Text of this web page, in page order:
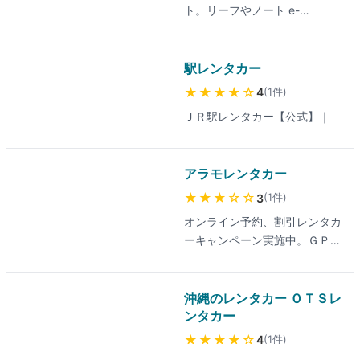
む9県でレンタカー店舗が撤退
リアに店舗があるかどうかは事
前に公式サイトでのご確認をお
し、店舗で使用する電力は実質
です。
アプリ経由でさらに割引が受け
さい。対応エリアは全国47都道
府県をカバーしますが、フラン
車両品質・営業時間・接客対応
すすめします。
ト。リーフやノート e-
バスまで幅広い車種をお手頃な
料金でご用意！北海道や大阪、
沖縄など全国各地の店舗情報や
ャンペーンの情報などもご紹介
で幅広い店舗網を展開。日産な
らではの電気自動車(EV)ライン
ナップの充実が特徴で、免責補
償やETC車載器などのオプショ
ンも用意されています。最新の
駅レンタカー
★★★★ ☆4(1件)
ＪＲ駅レンタカー【公式】｜
アラモレンタカー
★★★ ☆☆ 3(1件)
オンライン予約、割引レンタカ
ーキャンペーン実施中。ＧＰＳ
セレクト。 ハワイ、アメリカ
など海外レンタカーはアラモレ
ンタカーにおまかせ
沖縄のレンタカー ＯＴＳレ
ンタカー
★★★★ ☆4(1件)